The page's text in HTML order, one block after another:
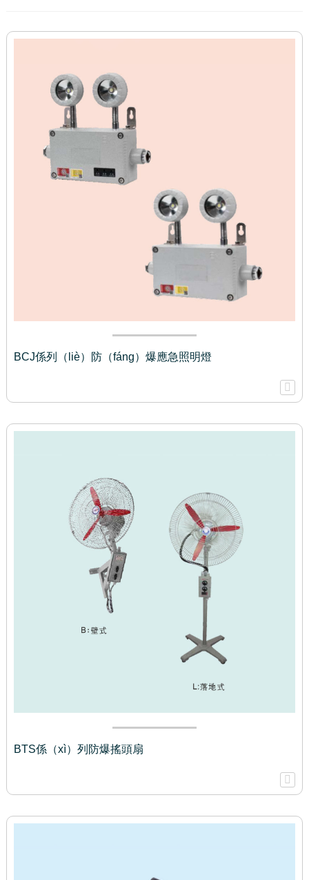
BCJ係列（liè）防（fáng）爆應急照明燈
BTS係（xì）列防爆搖頭扇